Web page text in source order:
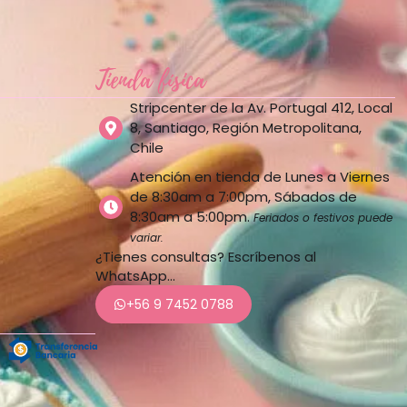
Tienda física
Stripcenter de la Av. Portugal 412, Local
8, Santiago, Región Metropolitana,
Chile
Atención en tienda de Lunes a Viernes
de 8:30am a 7:00pm, Sábados de
8:30am a 5:00pm.Feriados o festivos puede
variar.
¿Tienes consultas? Escríbenos al
WhatsApp…
+56 9 7452 0788